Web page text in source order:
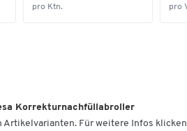
pro Ktn. pro
Korrekturnachfüllabroller
Für weitere Infos